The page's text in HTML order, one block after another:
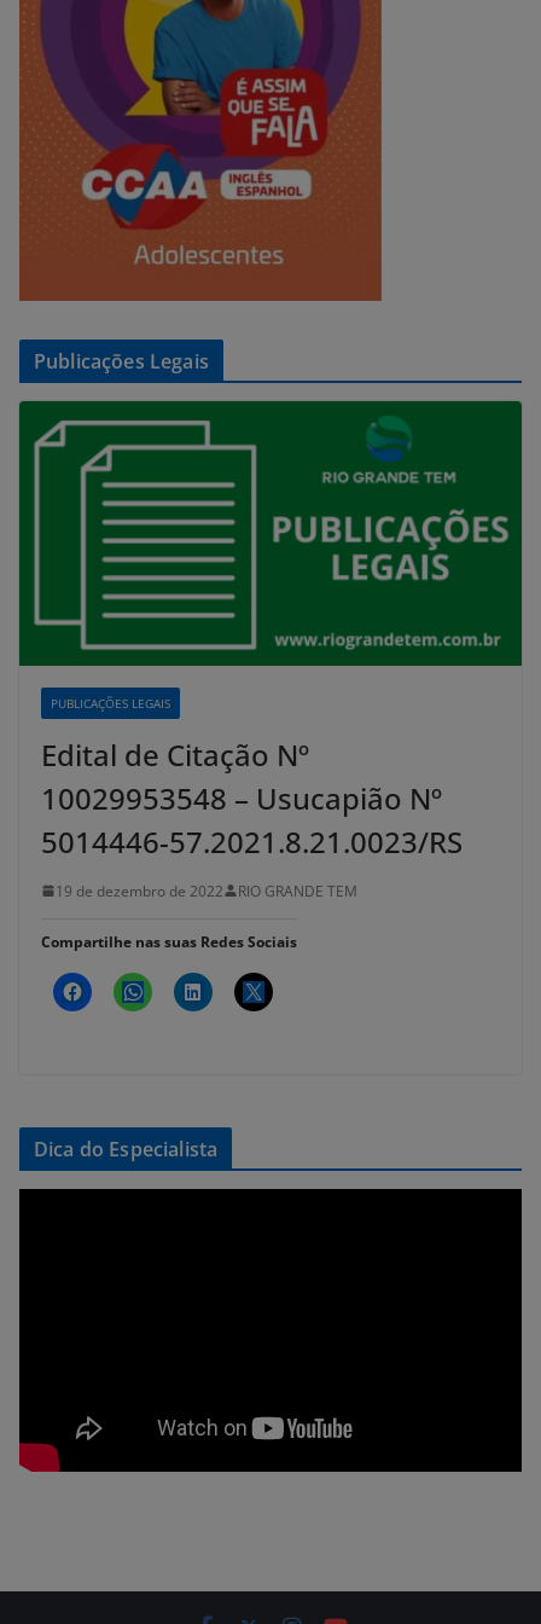
Publicações Legais
PUBLICAÇÕES LEGAIS
Edital de Citação Nº
10029953548 – Usucapião Nº
5014446-57.2021.8.21.0023/RS
19 de dezembro de 2022 RIO GRANDE TEM
Compartilhe nas suas Redes Sociais
Dica do Especialista